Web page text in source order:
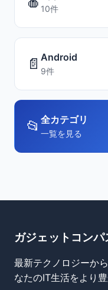
10件
📄 Android
9件
📂 全カテゴリ
一覧を見る
ガジェットコンパ
最新テクノロジーか
なたのIT生活をより